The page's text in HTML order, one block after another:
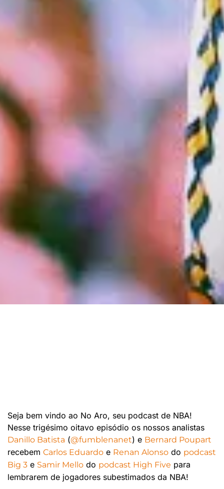
Seja bem vindo ao No Aro, seu podcast de NBA!
Nesse trigésimo oitavo episódio os nossos analistas
Danillo Batista (@fumblenanet) e Bernard Poupart
recebem Carlos Eduardo e Renan Alonso do podcast
Big 3 e Samir Mello do podcast High Five para
lembrarem de jogadores subestimados da NBA!